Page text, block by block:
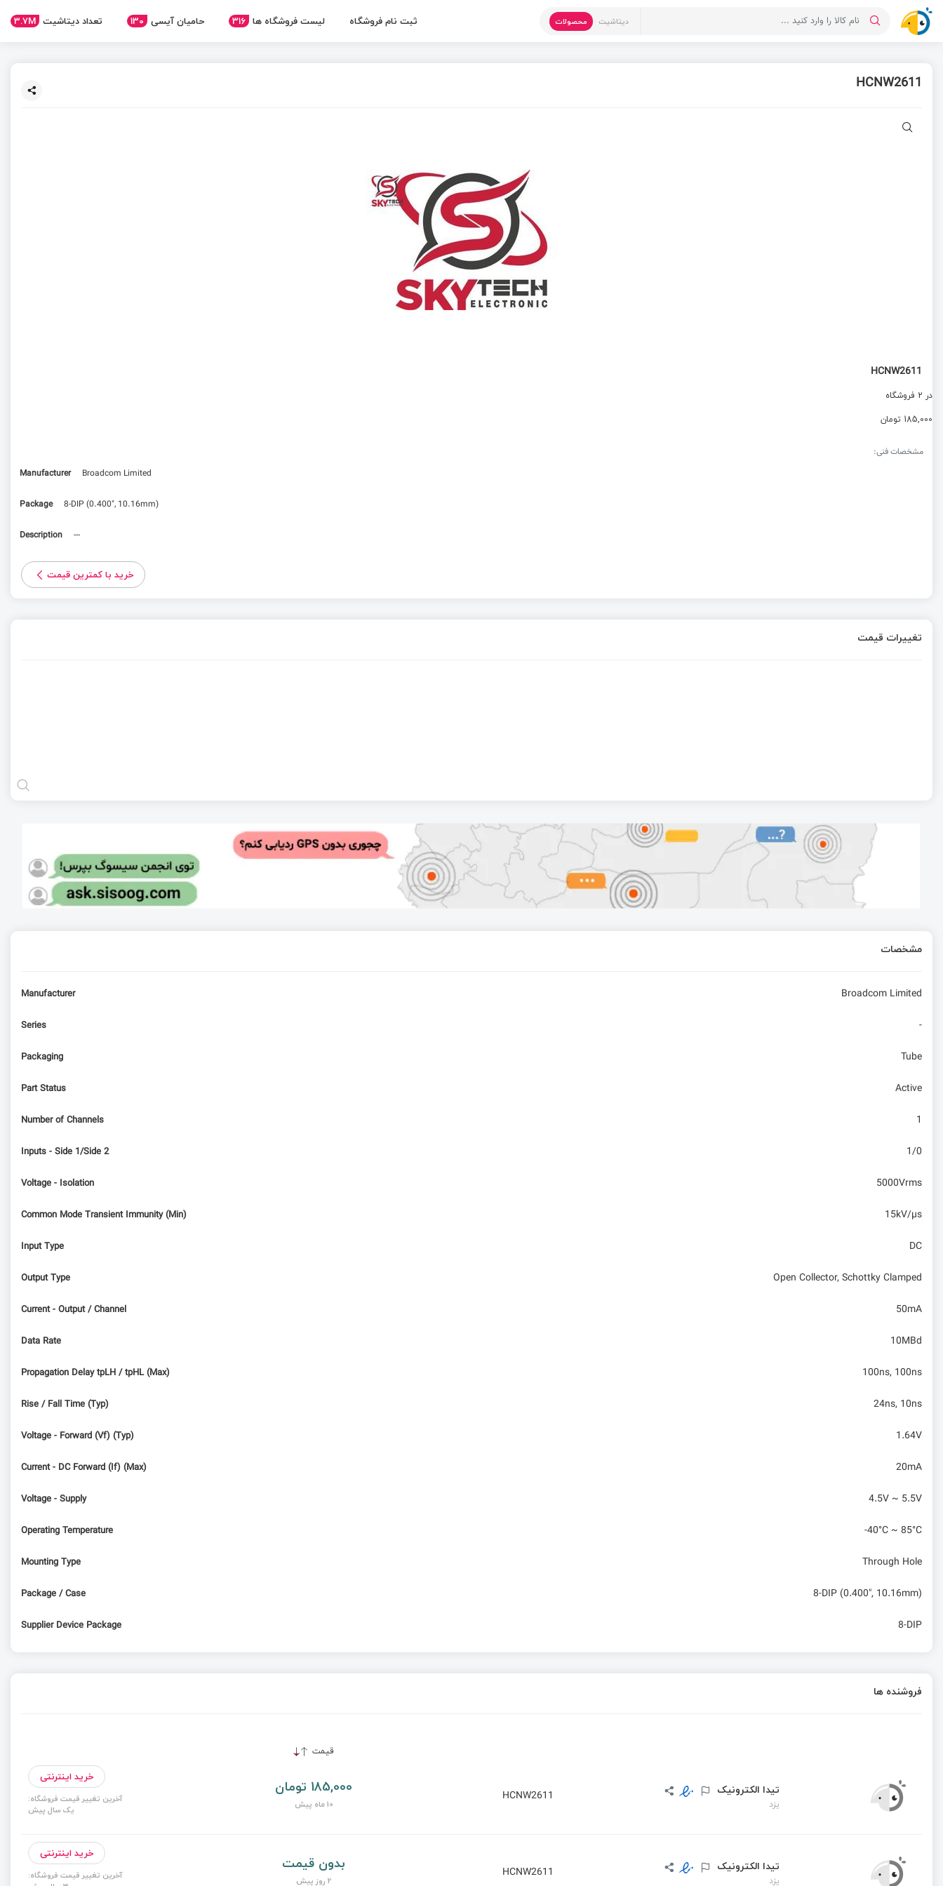
دیتاشیت محصولات ثبت نام فروشگاه لیست فروشگاه ها 316 حامیان آیسی 130 تعداد دیتاشیت 3.7M
HCNW2611
HCNW2611
در 2 فروشگاه
185,000 تومان
مشخصات فنی:
Manufacturer
Broadcom Limited
Package 8-DIP (0.400", 10.16mm)
Description ---
خرید با کمترین قیمت
تغییرات قیمت
مشخصات
Manufacturer Broadcom Limited
Series -
Packaging Tube
Part Status Active
Number of Channels 1
Inputs - Side 1/Side 2 1/0
Voltage - Isolation 5000Vrms
Common Mode Transient Immunity (Min) 15kV/µs
Input Type DC
Output Type Open Collector, Schottky Clamped
Current - Output / Channel 50mA
Data Rate 10MBd
Propagation Delay tpLH / tpHL (Max) 100ns, 100ns
Rise / Fall Time (Typ) 24ns, 10ns
Voltage - Forward (Vf) (Typ) 1.64V
Current - DC Forward (If) (Max) 20mA
Voltage - Supply 4.5V ~ 5.5V
Operating Temperature -40°C ~ 85°C
Mounting Type Through Hole
Package / Case 8-DIP (0.400", 10.16mm)
Supplier Device Package 8-DIP
فروشنده ها
قیمت
تیدا الکترونیک
یزد
HCNW2611 185,000 تومان
10 ماه پیش
خرید اینترنتی
آخرین تغییر قیمت فروشگاه:
یک سال پیش
تیدا الکترونیک
یزد
HCNW2611 بدون قیمت
2 روز پیش
خرید اینترنتی
آخرین تغییر قیمت فروشگاه: